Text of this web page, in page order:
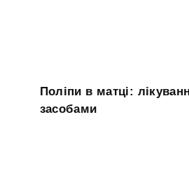
Поліпи в матці:
засобами